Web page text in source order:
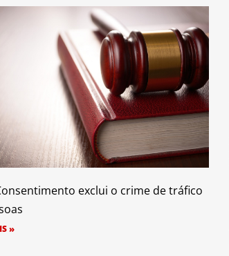
exclui o crime de tráfico
»